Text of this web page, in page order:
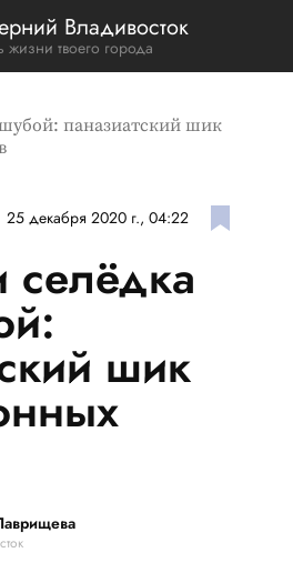
Владивосток
жизни твоего города
паназиатский шик
25 декабря 2020 г., 04:22
шик